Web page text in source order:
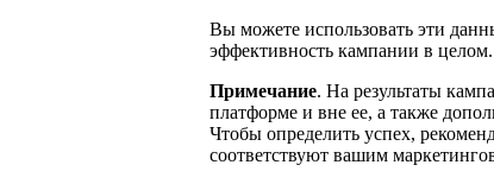
Вы можете использовать эти
эффективность кампании в целом.
Примечание. На результаты
платформе и вне ее, а также
Чтобы определить успех,
соответствуют вашим